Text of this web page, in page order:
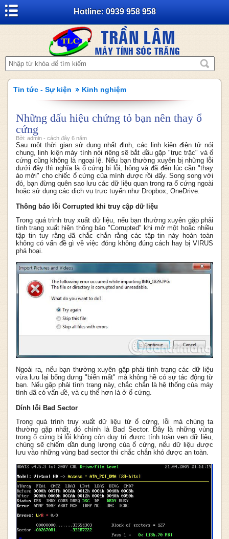
Hotline: 0939 958 958
Tin tức - Sự kiện Kinh nghiệm
Những dấu hiệu chứng tỏ bạn nên thay ổ
cứng
Bởi: admin - cách đây 6 năm
Sau một thời gian sử dụng nhất định, các linh kiện điện tử nói
chung, linh kiện máy tính nói riêng sẽ bắt đầu gặp "trục trặc" và ổ
cứng cũng không là ngoại lệ. Nếu bạn thường xuyên bị những lỗi
dưới đây thì nghĩa là ổ cứng bị lỗi, hỏng và đã đến lúc cần "thay
áo mới" cho chiếc ổ cứng của mình được rồi đấy. Song song với
đó, bạn đừng quên sao lưu các dữ liệu quan trong ra ổ cứng ngoài
hoặc sử dụng các dịch vụ trực tuyến như Dropbox, OneDrive.
Thông báo lỗi Corrupted khi truy cập dữ liệu
Trong quá trình truy xuất dữ liệu, nếu bạn thường xuyên gặp phải
tình trạng xuất hiện thông báo "Corrupted" khi mở một hoặc nhiều
tập tin tuy rằng đã chắc chắn rằng các tập tin này hoàn toàn
không có vấn đề gì về việc đóng không đúng cách hay bị VIRUS
phá hoại.
Ngoài ra, nếu bạn thường xuyên gặp phải tình trạng các dữ liệu
vừa lưu lại bổng dưng "biến mất" mà không hề có sự tác động từ
bạn. Nếu gặp phải tình trạng này, chắc chắn là hệ thống của máy
tính đã có vấn đề, và cụ thể hơn là ở ổ cứng.
Dính lỗi Bad Sector
Trong quá trình truy xuất dữ liệu từ ổ cứng, lỗi mà chúng ta
thường gặp nhất, đó chính là Bad Sector. Đây là những vùng
trong ổ cứng bị lỗi không còn duy trì được tính toàn vẹn dữ liệu,
chúng sẽ chiếm dần dung lượng của ổ cứng, nếu dữ liệu được
lưu vào những vùng bad sector thì chắc chắn khó được an toàn.